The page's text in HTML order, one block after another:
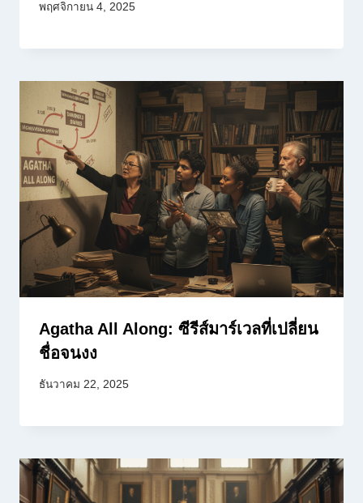
พฤศจิกายน 4, 2025
Agatha All Along: ซีรีส์มาร์เวลที่เปลี่ยน
ชื่อจนงง
ธันวาคม 22, 2025